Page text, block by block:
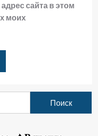
сайта в этом
моих